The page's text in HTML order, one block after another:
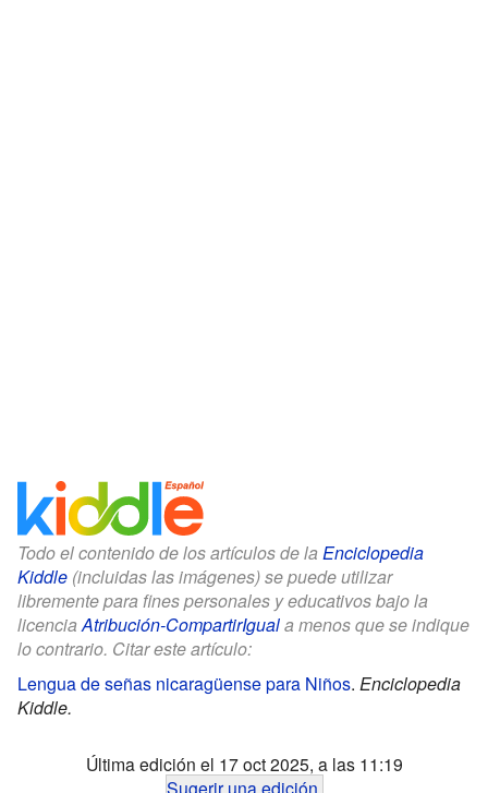
Todo el contenido de los artículos de la Enciclopedia
Kiddle (incluidas las imágenes) se puede utilizar
libremente para fines personales y educativos bajo la
licenciaAtribución-CompartirIguala menos que se indique
lo contrario. Citar este artículo:
Lengua de señas nicaragüense para Niños. Enciclopedia
Kiddle.
Última edición el 17 oct 2025, a las 11:19
Sugerir una edición